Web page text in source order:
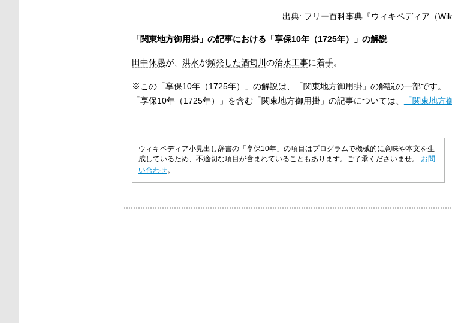
出典: フリー百科事典『ウィキペディア（
「関東地方御用掛」の記事における「享保10年（1725年）」の解説
田中休愚が、 洪水が頻発した酒匂川 の治水工事に着手。
※この「享保10年（1725年）」の解説は、「関東地方御用掛」の解説の一部です。
「享保10年（1725年）」を含む「関東地方御用掛」の記事については、
「関東地方
ウィキペディア小見出し辞書の「享保10年」の項目はプログラムで機械的に意味や本文を生
成しているため、不適切な項目が含まれていることもあります。ご了承くださいませ。 お問
い合わせ。